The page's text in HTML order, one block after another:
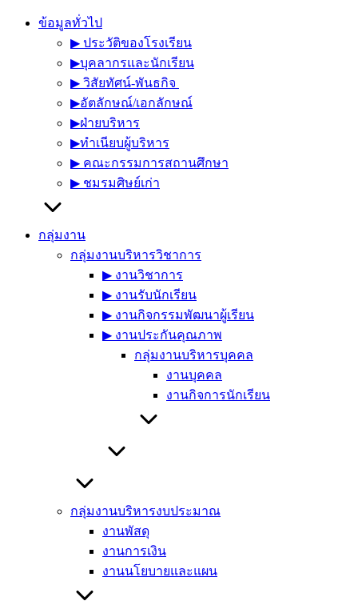
ข้อมูลทั่วไป
▶︎ ประวัติของโรงเรียน
▶︎บุคลากรและนักเรียน
▶︎ วิสัยทัศน์-พันธกิจ
▶︎อัตลักษณ์/เอกลักษณ์
▶︎ฝ่ายบริหาร
▶︎ทำเนียบผู้บริหาร
▶︎ คณะกรรมการสถานศึกษา
▶︎ ชมรมศิษย์เก่า
กลุ่มงาน
กลุ่มงานบริหารวิชาการ
▶︎ งานวิชาการ
▶︎ งานรับนักเรียน
▶︎ งานกิจกรรมพัฒนาผู้เรียน
▶︎ งานประกันคุณภาพ
กลุ่มงานบริหารบุคคล
งานบุคคล
งานกิจการนักเรียน
กลุ่มงานบริหารงบประมาณ
งานพัสดุ
งานการเงิน
งานนโยบายและแผน